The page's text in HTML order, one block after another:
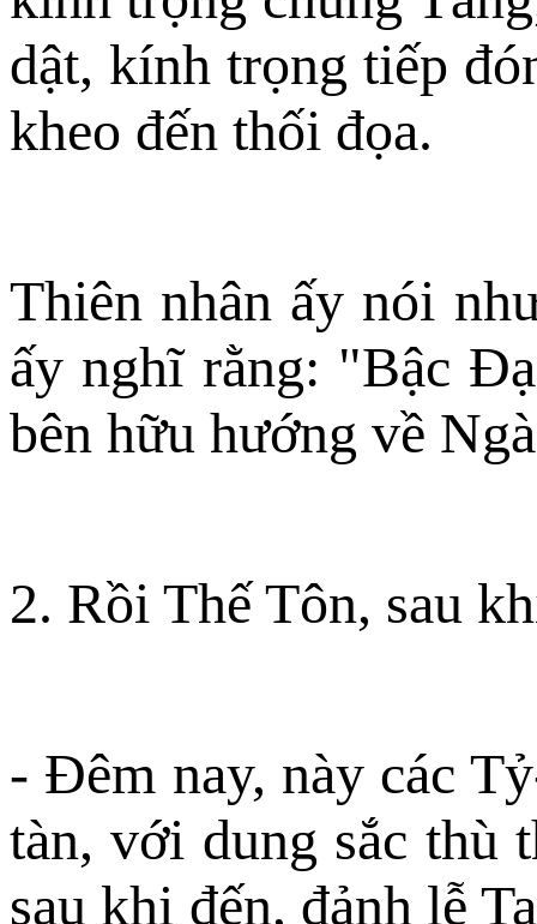
dật, kính trọng tiếp
kheo đến thối đọa.
Thiên nhân ấy nói
ấy nghĩ rằng: "Bậc
bên hữu hướng về
2. Rồi Thế Tôn, sau
- Ðêm nay, này các
tàn, với dung sắc thù
sau khi đến, đảnh lễ